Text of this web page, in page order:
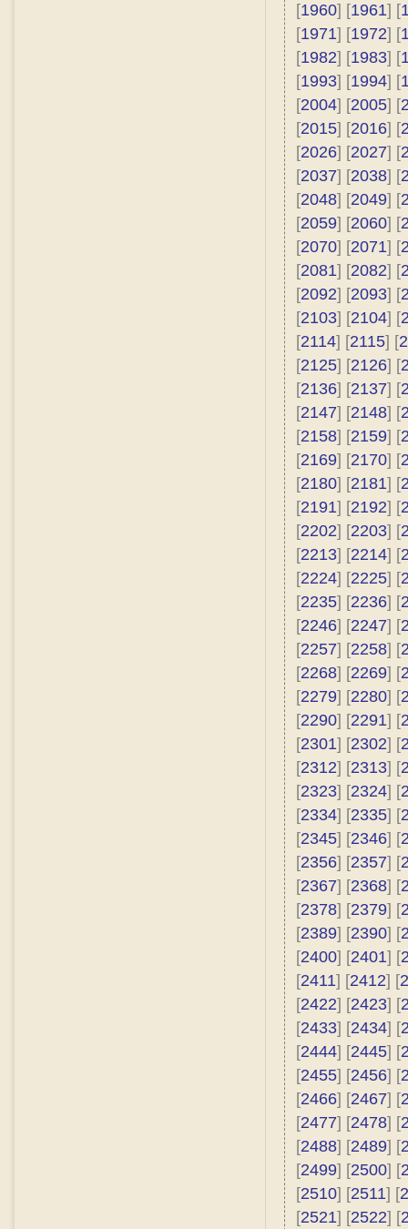
[1960] [1961] [
[1971] [1972] [
[1982] [1983] [
[1993] [1994] [
[2004] [2005] [
[2015] [2016] [
[2026] [2027] [
[2037] [2038] [
[2048] [2049] [
[2059] [2060] [
[2070] [2071] [
[2081] [2082] [
[2092] [2093] [
[2103] [2104] [
[2114] [2115] [
[2125] [2126] [
[2136] [2137] [
[2147] [2148] [
[2158] [2159] [
[2169] [2170] [
[2180] [2181] [
[2191] [2192] [
[2202] [2203] [
[2213] [2214] [
[2224] [2225] [
[2235] [2236] [
[2246] [2247] [
[2257] [2258] [
[2268] [2269] [
[2279] [2280] [
[2290] [2291] [
[2301] [2302] [
[2312] [2313] [
[2323] [2324] [
[2334] [2335] [
[2345] [2346] [
[2356] [2357] [
[2367] [2368] [
[2378] [2379] [
[2389] [2390] [
[2400] [2401] [
[2411] [2412] [
[2422] [2423] [
[2433] [2434] [
[2444] [2445] [
[2455] [2456] [
[2466] [2467] [
[2477] [2478] [
[2488] [2489] [
[2499] [2500] [
[2510] [2511] [
[2521] [2522] [